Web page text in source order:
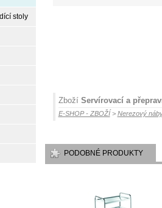
Zboží Servírovací a
E-SHOP - ZBOŽÍ> Nerezový
PODOBNÉ PRODUKTY
stoly